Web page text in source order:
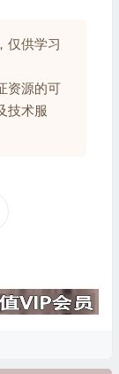
仅供学习
资源的可
技术服